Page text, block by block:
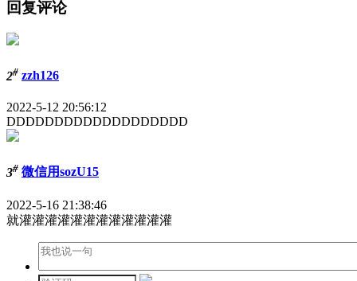
回复评论
2# zzh126
2022-5-12 20:56:12
DDDDDDDDDDDDDDDDDDD
3# 微信用sozU15
2022-5-16 21:38:46
就灌灌灌灌灌灌灌灌灌灌灌灌